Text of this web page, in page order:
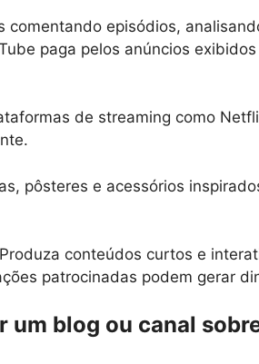
comentando episódios,
paga pelos anúncios exibidos
de streaming como
pôsteres e acessórios
conteúdos curtos e
patrocinadas podem gerar
um blog ou canal